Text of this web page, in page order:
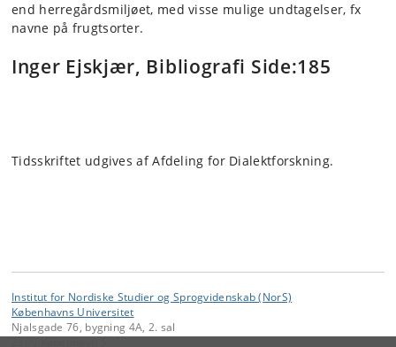
end herregårdsmiljøet, med visse mulige undtagelser, fx
navne på frugtsorter.
Inger Ejskjær, Bibliografi Side:185
Tidsskriftet udgives af Afdeling for Dialektforskning.
Institut for Nordiske Studier og Sprogvidenskab (NorS)
Københavns Universitet
Njalsgade 76, bygning 4A, 2. sal